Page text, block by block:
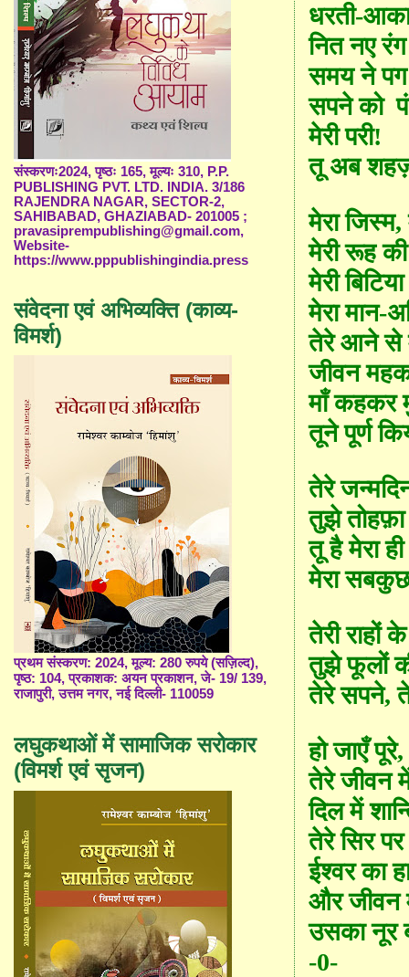
धरती-
नित नए
समय ने
सपने को पं
मेरी परी!
तू अब
मेरा जिस्म,
मेरी रूह
मेरी
मेरा मान-
तेरे आने से
जीवन
माँ कहकर
तूने पूर्ण
तेरे
तुझे
तू है मेरा
मेरा
तेरी राहों
तुझे फूलों
तेरे सपने,
हो जाएँ पूरे
तेरे जीवन
दिल में
तेरे सिर
ईश्वर का
और जीवन
उसका नूर
-0-
संस्करणः2024, पृष्ठः 165, मूल्यः 310, P.P.
PUBLISHING PVT. LTD. INDIA. 3/186
RAJENDRA NAGAR, SECTOR-2,
SAHIBABAD, GHAZIABAD- 201005 ;
pravasiprempublishing@gmail.com,
Website-
https://www.pppublishingindia.press
संवेदना एवं अभिव्यक्ति (काव्य-
विमर्श)
प्रथम संस्करण: 2024, मूल्य: 280 रुपये (सज़िल्द),
पृष्ठ: 104, प्रकाशक: अयन प्रकाशन, जे- 19/ 139,
राजापुरी, उत्तम नगर, नई दिल्ली- 110059
लघुकथाओं में सामाजिक सरोकार
(विमर्श एवं सृजन)